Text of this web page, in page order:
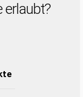
erlaubt?